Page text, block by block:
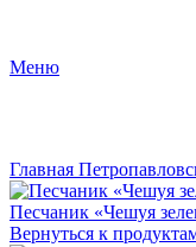
Меню
Главная
Песчаник «Чешуя
Вернуться к